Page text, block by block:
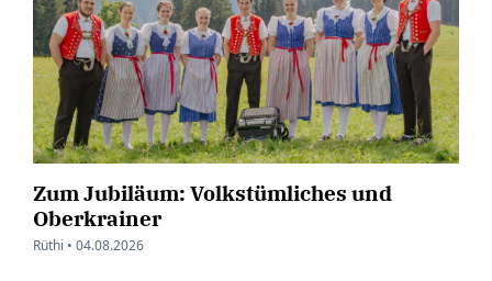
Zum Jubiläum: Volkstümliches und
Oberkrainer
Rüthi • 04.08.2026